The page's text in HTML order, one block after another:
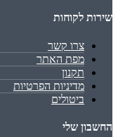
שירות לקוחות
צרו קשר
מפת האתר
תקנון
מדיניות הפרטיות
ביטולים
החשבון שלי